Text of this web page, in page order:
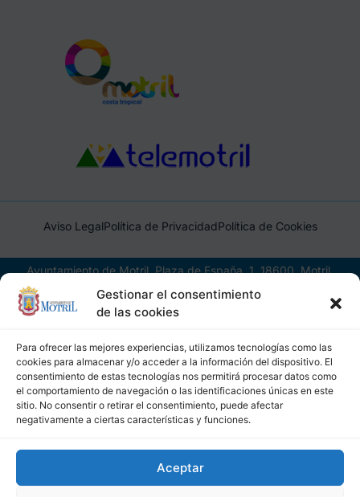
Gestionar el consentimiento
de las cookies
Para ofrecer las mejores experiencias, utilizamos tecnologías como las
cookies para almacenar y/o acceder a la información del dispositivo. El
consentimiento de estas tecnologías nos permitirá procesar datos como
el comportamiento de navegación o las identificaciones únicas en este
sitio. No consentir o retirar el consentimiento, puede afectar
negativamente a ciertas características y funciones.
Aceptar
Aviso LegalPolítica de PrivacidadPolítica de Cookies
Ayuntamiento de Motril, Plaza de España, 1, 18600, Motril,
(Granada), CIF: P1814200J, DIR3: L01181400